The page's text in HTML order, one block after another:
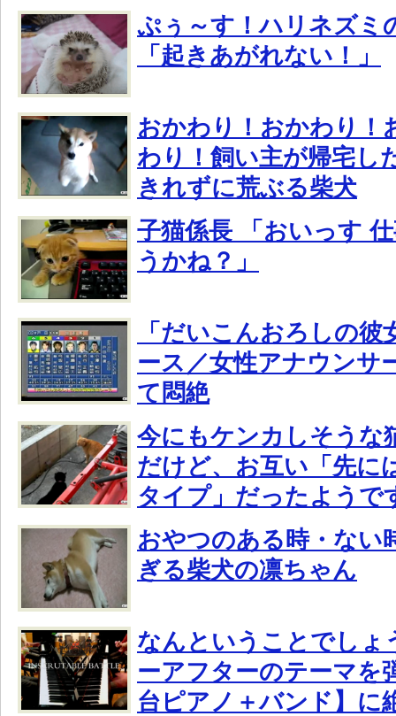
ぷぅ～す！ハリネズミ
「起きあがれない！」
おかわり！おかわり！
わり！飼い主が帰宅し
きれずに荒ぶる柴犬
子猫係長 「おいっす
うかね？」
「だいこんおろしの彼
ース／女性アナウンサ
て悶絶
今にもケンカしそうな
だけど、お互い「先に
タイプ」だったようで
おやつのある時・ない
ぎる柴犬の凛ちゃん
なんということでしょ
ーアフターのテーマを
台ピアノ＋バンド】に